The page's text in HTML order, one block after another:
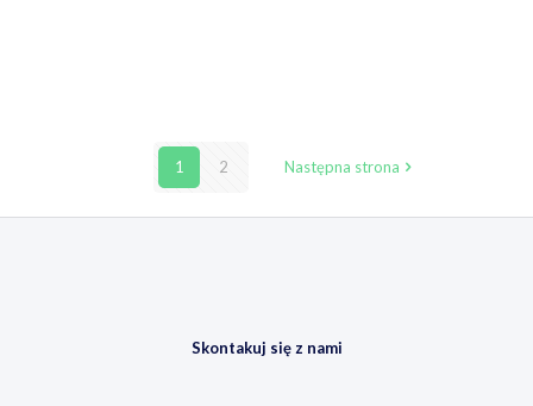
1 2 Następna strona
Skontakuj się z nami